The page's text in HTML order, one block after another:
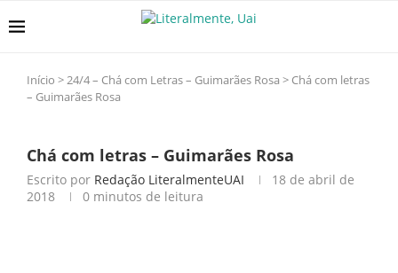
Início >24/4 – Chá com Letras – Guimarães Rosa > Chá com letras
– Guimarães Rosa
Chá com letras – Guimarães Rosa
Escrito por Redação LiteralmenteUAI
18 de abril de
2018
0 minutos de leitura